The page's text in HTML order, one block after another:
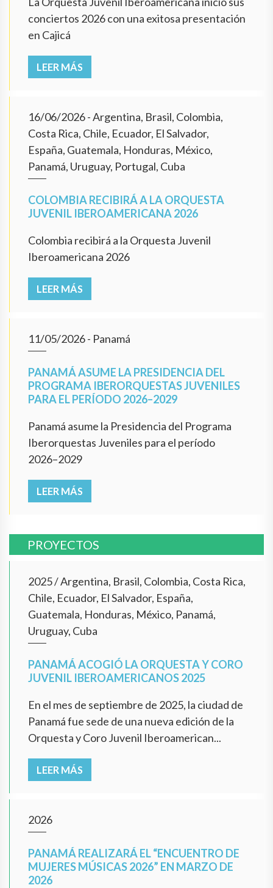
conciertos 2026 con una exitosa presentación
en Cajicá
LEER MÁS
16/06/2026- Argentina, Brasil, Colombia,
Costa Rica, Chile, Ecuador, El Salvador,
España, Guatemala, Honduras, México,
Panamá, Uruguay, Portugal, Cuba
COLOMBIA RECIBIRÁ A LA ORQUESTA
JUVENIL IBEROAMERICANA 2026
Colombia recibirá a la Orquesta Juvenil
Iberoamericana 2026
LEER MÁS
11/05/2026- Panamá
PANAMÁ ASUME LA PRESIDENCIA DEL
PROGRAMA IBERORQUESTAS JUVENILES
PARA EL PERÍODO 2026–2029
Panamá asume la Presidencia del Programa
Iberorquestas Juveniles para el período
2026–2029
LEER MÁS
PROYECTOS
2025/Argentina, Brasil, Colombia, Costa Rica,
Chile, Ecuador, El Salvador, España,
Guatemala, Honduras, México, Panamá,
Uruguay, Cuba
PANAMÁ ACOGIÓ LA ORQUESTA Y CORO
JUVENIL IBEROAMERICANOS 2025
En el mes de septiembre de 2025, la ciudad de
Panamá fue sede de una nueva edición de la
Orquesta y Coro Juvenil Iberoamerican...
LEER MÁS
2026
PANAMÁ REALIZARÁ EL “ENCUENTRO DE
MUJERES MÚSICAS 2026” EN MARZO DE
2026